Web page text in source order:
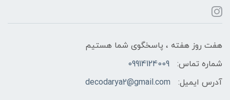
هفت روز هفته ، پاسخگوی شما هستیم
شماره تماس:
09914124009
آدرس ایمیل:
decodarya2@gmail.com